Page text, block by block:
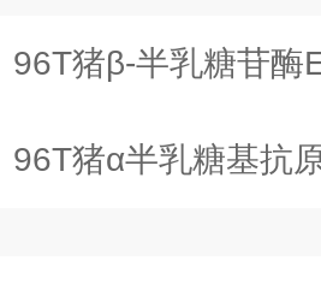
96T猪β-半乳糖苷酶
96T猪α半乳糖基抗